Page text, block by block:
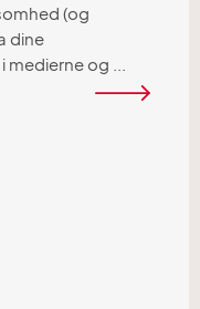
(og
dine
og ...